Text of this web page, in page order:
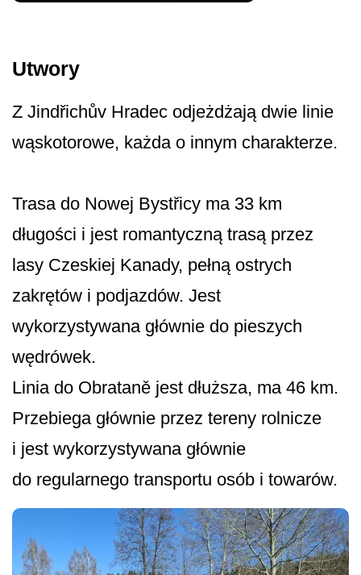
Utwory
Z Jindřichův Hradec odjeżdżają dwie linie
wąskotorowe, każda o innym charakterze.
Trasa do Nowej Bystřicy ma 33 km
długości i jest romantyczną trasą przez
lasy Czeskiej Kanady, pełną ostrych
zakrętów i podjazdów. Jest
wykorzystywana głównie do pieszych
wędrówek.
Linia do Obrataně jest dłuższa, ma 46 km.
Przebiega głównie przez tereny rolnicze
i jest wykorzystywana głównie
do regularnego transportu osób i towarów.